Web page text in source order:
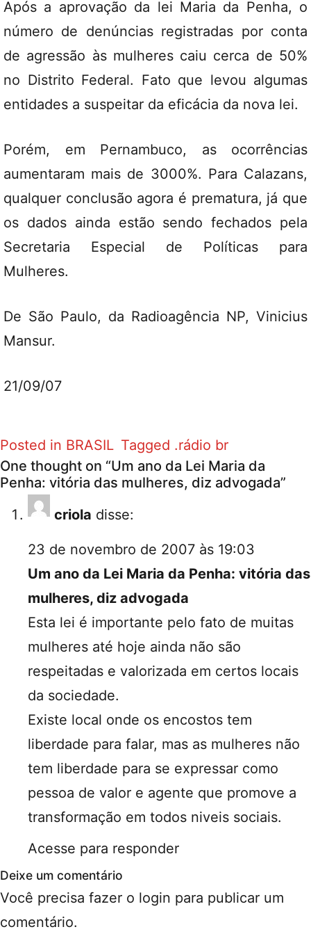
Após a aprovação da lei Maria da Penha, o
número de denúncias registradas por conta
de agressão às mulheres caiu cerca de 50%
no Distrito Federal. Fato que levou algumas
entidades a suspeitar da eficácia da nova lei.
Porém, em Pernambuco, as ocorrências
aumentaram mais de 3000%. Para Calazans,
qualquer conclusão agora é prematura, já que
os dados ainda estão sendo fechados pela
Secretaria Especial de Políticas para
Mulheres.
De São Paulo, da Radioagência NP, Vinicius
Mansur.
21/09/07
Posted in BRASIL Tagged .rádio br
One thought on “Um ano da Lei Maria da
Penha: vitória das mulheres, diz advogada”
criola disse:
23 de novembro de 2007 às 19:03
Um ano da Lei Maria da Penha: vitória das
mulheres, diz advogada
Esta lei é importante pelo fato de muitas
mulheres até hoje ainda não são
respeitadas e valorizada em certos locais
da sociedade.
Existe local onde os encostos tem
liberdade para falar, mas as mulheres não
tem liberdade para se expressar como
pessoa de valor e agente que promove a
transformação em todos niveis sociais.
Acesse para responder
Deixe um comentário
Você precisa fazer o login para publicar um
comentário.